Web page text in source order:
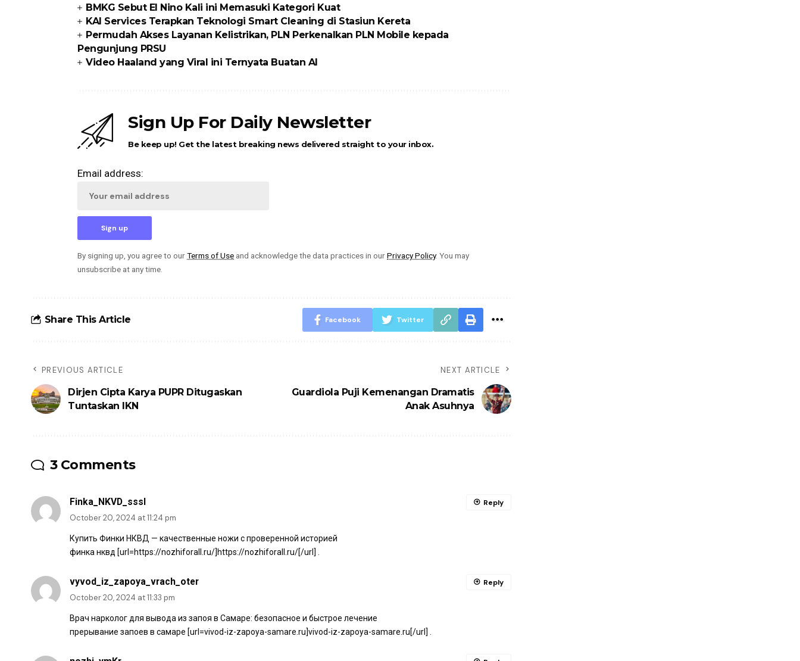
BMKG Sebut El Nino Kali ini Memasuki Kategori Kuat
KAI Services Terapkan Teknologi Smart Cleaning di Stasiun Kereta
Permudah Akses Layanan Kelistrikan, PLN Perkenalkan PLN Mobile kepada
Pengunjung PRSU
Video Haaland yang Viral ini Ternyata Buatan AI
Sign Up For Daily Newsletter
Be keep up! Get the latest breaking news delivered straight to your inbox.
Email address:
By signing up, you agree to ourTerms of Use and acknowledge the data practices in ourPrivacy Policy. You may
unsubscribe at any time.
Share This Article Facebook Twitter
PREVIOUS ARTICLE
Dirjen Cipta Karya PUPR Ditugaskan
Tuntaskan IKN
NEXT ARTICLE
Guardiola Puji Kemenangan Dramatis
Anak Asuhnya
3 Comments
Finka_NKVD_sssl
October 20, 2024 at 11:24 pm
Купить Финки НКВД — качественные ножи с проверенной историей
финка нквд [url=https://nozhiforall.ru/]https://nozhiforall.ru/[/url] .
Reply
vyvod_iz_zapoya_vrach_oter
October 20, 2024 at 11:33 pm
Врач нарколог для вывода из запоя в Самаре: безопасное и быстрое лечение
прерывание запоев в самаре [url=vivod-iz-zapoya-samare.ru]vivod-iz-zapoya-samare.ru[/url] .
Reply